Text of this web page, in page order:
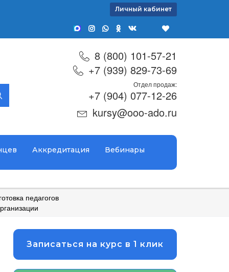
Личный кабинет
8 (800) 101-57-21
+7 (939) 829-73-69
Отдел продаж:
+7 (904) 077-12-26
kursy@ooo-ado.ru
Аккредитация Вебинары
педагогов
Записаться на курс в 1 клик